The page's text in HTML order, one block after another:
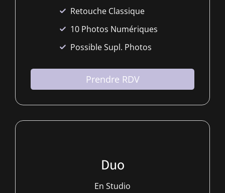
Retouche Classique
10 Photos Numériques
Possible Supl. Photos
Prendre RDV
Duo
En Studio